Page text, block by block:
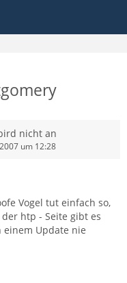
nicht an
um 12:28
Vogel tut einfach so,
htp - Seite gibt es
einem Update nie